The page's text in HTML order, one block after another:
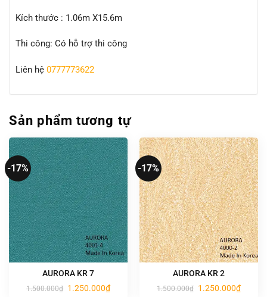
Kích thước : 1.06m X15.6m
Thi công: Có hỗ trợ thi công
Liên hệ 0777773622
Sản phẩm tương tự
-17%
AURORA KR 7
1.500.000₫ Giá
1.250.000₫Giá
hiện
-17%
AURORA KR 2
1.500.000₫ Giá
1.250.000₫Giá
hiện